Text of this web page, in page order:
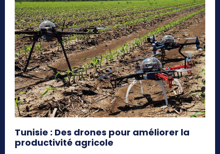
Tunisie : Des drones pour améliorer la
productivité agricole